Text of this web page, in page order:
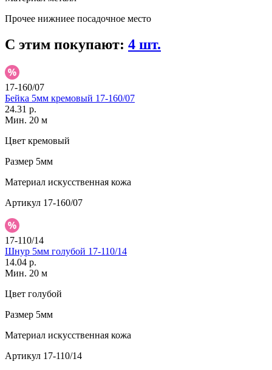
Прочее нижниее посадочное место
С этим покупают: 4 шт.
17-160/07
Бейка 5мм кремовый 17-160/07
24.31 р.
Мин. 20 м
Цвет кремовый
Размер 5мм
Материал искусственная кожа
Артикул 17-160/07
17-110/14
Шнур 5мм голубой 17-110/14
14.04 р.
Мин. 20 м
Цвет голубой
Размер 5мм
Материал искусственная кожа
Артикул 17-110/14